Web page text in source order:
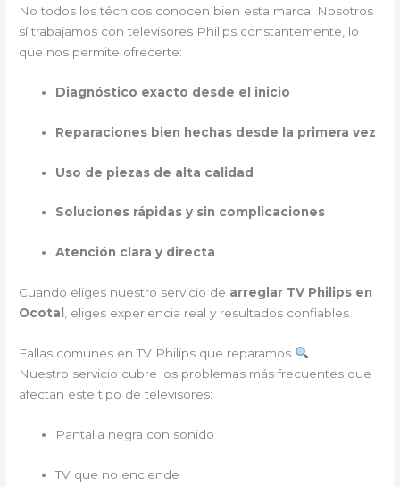
No todos los técnicos conocen bien esta marca. Nosotros
sí trabajamos con televisores Philips constantemente, lo
que nos permite ofrecerte:
Diagnóstico exacto desde el inicio
Reparaciones bien hechas desde la primera vez
Uso de piezas de alta calidad
Soluciones rápidas y sin complicaciones
Atención clara y directa
Cuando eliges nuestro servicio de arreglar TV Philips en
Ocotal
, eliges experiencia real y resultados confiables.
Fallas comunes en TV Philips que reparamos
Nuestro servicio cubre los problemas más frecuentes que
afectan este tipo de televisores:
Pantalla negra con sonido
TV que no enciende